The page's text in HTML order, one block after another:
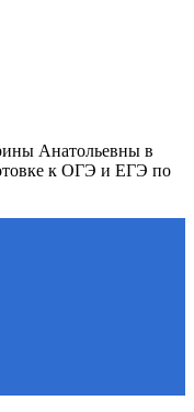
Анатольевны в
к ОГЭ и ЕГЭ по